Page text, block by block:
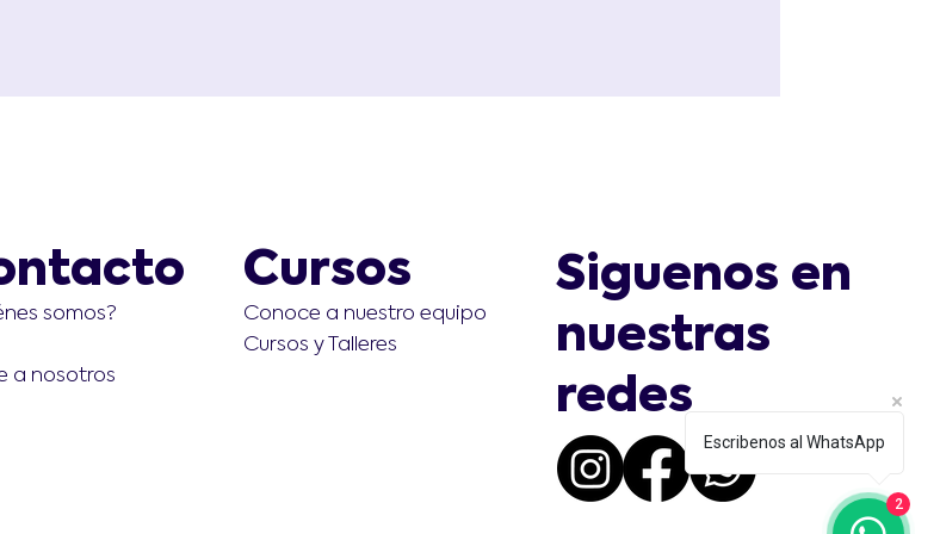
somos?
a nosotros
Cursos
Conoce a nuestro equipo
Cursos y Talleres
Siguenos en
nuestras
redes
Escribenos al WhatsApp
2